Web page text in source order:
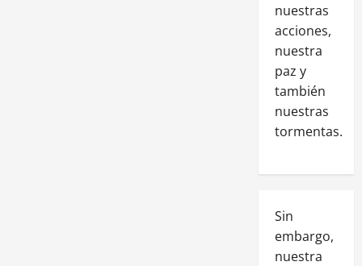
nuestras
acciones,
nuestra
paz y
también
nuestras
tormentas.
Sin
embargo,
nuestra